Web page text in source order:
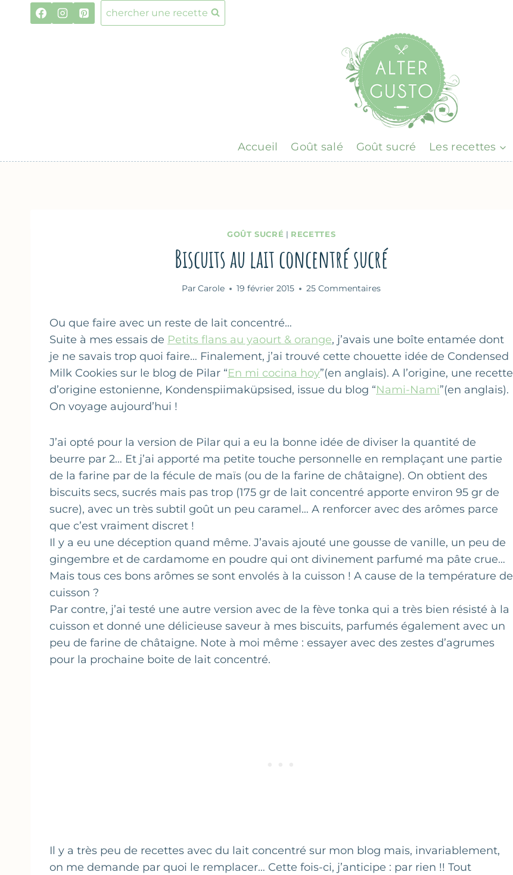
chercher une recette
Accueil Goût salé Goût sucré Les recettes
GOÛT SUCRÉ | RECETTES
Biscuits au lait concentré sucré
Par Carole 19 février 2015 25 Commentaires
Ou que faire avec un reste de lait concentré…
Suite à mes essais de Petits flans au yaourt & orange, j’avais une boîte entamée dont
je ne savais trop quoi faire… Finalement, j’ai trouvé cette chouette idée de Condensed
Milk Cookies sur le blog de Pilar “En mi cocina hoy”(en anglais). A l’origine, une recette
d’origine estonienne, Kondenspiimaküpsised, issue du blog “Nami-Nami”(en anglais).
On voyage aujourd’hui !
J’ai opté pour la version de Pilar qui a eu la bonne idée de diviser la quantité de
beurre par 2… Et j’ai apporté ma petite touche personnelle en remplaçant une partie
de la farine par de la fécule de maïs (ou de la farine de châtaigne). On obtient des
biscuits secs, sucrés mais pas trop (175 gr de lait concentré apporte environ 95 gr de
sucre), avec un très subtil goût un peu caramel… A renforcer avec des arômes parce
que c’est vraiment discret !
Il y a eu une déception quand même. J’avais ajouté une gousse de vanille, un peu de
gingembre et de cardamome en poudre qui ont divinement parfumé ma pâte crue…
Mais tous ces bons arômes se sont envolés à la cuisson ! A cause de la température de
cuisson ?
Par contre, j’ai testé une autre version avec de la fève tonka qui a très bien résisté à la
cuisson et donné une délicieuse saveur à mes biscuits, parfumés également avec un
peu de farine de châtaigne. Note à moi même : essayer avec des zestes d’agrumes
pour la prochaine boite de lait concentré.
Il y a très peu de recettes avec du lait concentré sur mon blog mais, invariablement,
on me demande par quoi le remplacer… Cette fois-ci, j’anticipe : par rien !! Tout